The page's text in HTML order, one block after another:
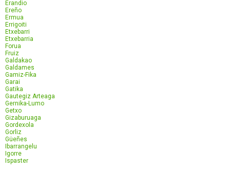
Erandio
Ereño
Ermua
Errigoiti
Etxebarri
Etxebarria
Forua
Fruiz
Galdakao
Galdames
Gamiz-Fika
Garai
Gatika
Gautegiz Arteaga
Gernika-Lumo
Getxo
Gizaburuaga
Gordexola
Gorliz
Güeñes
Ibarrangelu
Igorre
Ispaster